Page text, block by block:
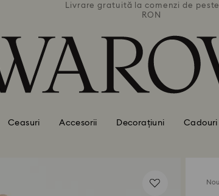
Livrare gratuită la comenzi de
RON
Ceasuri Accesorii Decorațiuni Cadouri
Nou